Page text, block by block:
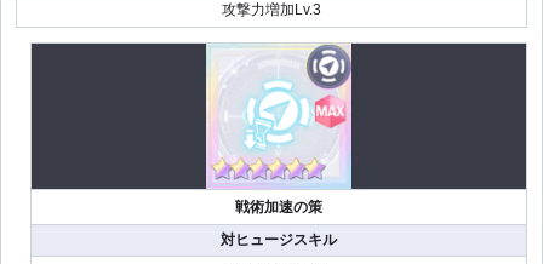
攻撃力増加Lv.3
戦術加速の策
対ヒュージスキル